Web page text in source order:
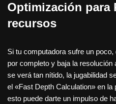
Optimización para
recursos
Si tu computadora sufre un
por completo y baja la resolución
se verá tan nítido, la jugabilidad
el «Fast Depth Calculation» en
esto puede darte un impulso de